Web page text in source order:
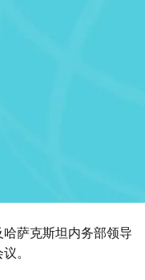
萨克斯坦内务部领导
。